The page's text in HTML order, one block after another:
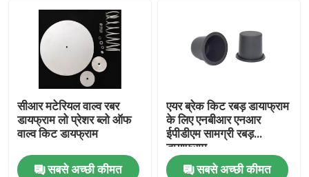
सीआर मटेरियल वाल्व रबर
डायफ्राम लो प्रेशर ब्लो ऑफ
वाल्व किट डायफ्राम
सबसे अच्छी कीमत
एयर ब्रेक किट रबड़ डायाफ्राम
के लिए एनबीआर एनआर
ईपीडीएम सामग्री रबड़
डायाफ्राम
सबसे अच्छी कीमत